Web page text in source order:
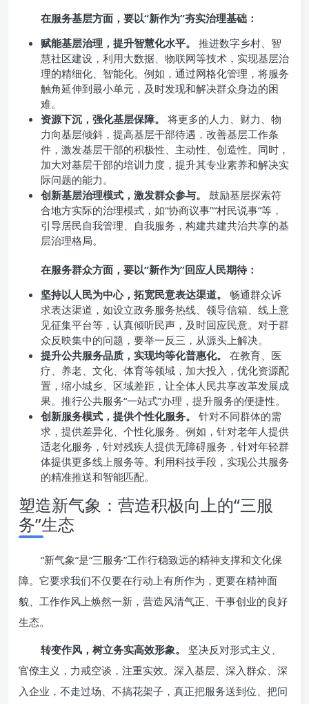
在服务基层方面，要以“新作为”夯实治理基础：
赋能基层治理，提升智慧化水平。
推进数字乡村、智
慧社区建设，利用大数据、物联网等技术，实现基层治
理的精细化、智能化。例如，通过网格化管理，将服务
触角延伸到最小单元，及时发现和解决群众身边的困
难。
资源下沉，强化基层保障。
将更多的人力、财力、物
力向基层倾斜，提高基层干部待遇，改善基层工作条
件，激发基层干部的积极性、主动性、创造性。同时，
加大对基层干部的培训力度，提升其专业素养和解决实
际问题的能力。
创新基层治理模式，激发群众参与。
鼓励基层探索符
合地方实际的治理模式，如“协商议事”“村民说事”等，
引导居民自我管理、自我服务，构建共建共治共享的基
层治理格局。
在服务群众方面，要以“新作为”回应人民期待：
坚持以人民为中心，拓宽民意表达渠道。
畅通群众诉
求表达渠道，如设立政务服务热线、领导信箱、线上意
见征集平台等，认真倾听民声，及时回应民意。对于群
众反映集中的问题，要举一反三，从源头上解决。
提升公共服务品质，实现均等化普惠化。
在教育、医
疗、养老、文化、体育等领域，加大投入，优化资源配
置，缩小城乡、区域差距，让全体人民共享改革发展成
果。推行公共服务“一站式”办理，提升服务的便捷性。
创新服务模式，提供个性化服务。
针对不同群体的需
求，提供差异化、个性化服务。例如，针对老年人提供
适老化服务，针对残疾人提供无障碍服务，针对年轻群
体提供更多线上服务等。利用科技手段，实现公共服务
的精准推送和智能匹配。
塑造新气象：营造积极向上的“三服
务”生态
“新气象”是“三服务”工作行稳致远的精神支撑和文化保
障。它要求我们不仅要在行动上有所作为，更要在精神面
貌、工作作风上焕然一新，营造风清气正、干事创业的良好
生态。
转变作风，树立务实高效形象。
坚决反对形式主义、
官僚主义，力戒空谈，注重实效。深入基层、深入群众、深
入企业，不走过场、不搞花架子，真正把服务送到位、把问